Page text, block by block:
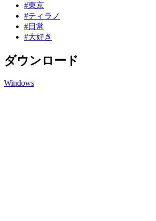
#東京
#ティラノ
#日常
#大好き
ダウンロード
Windows